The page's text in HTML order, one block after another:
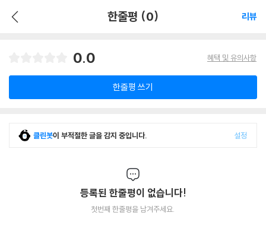
한줄평 (0) 리뷰
0.0 혜택 및 유의사항
한줄평 쓰기
클린봇이 부적절한 글을 감지 중입니다. 설정
등록된 한줄평이 없습니다!
첫번째 한줄평을 남겨주세요.